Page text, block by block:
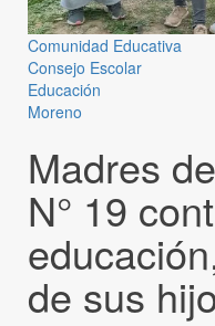
Comunidad Educativa
Consejo Escolar
Educación
Moreno
Madres
N° 19
de sus